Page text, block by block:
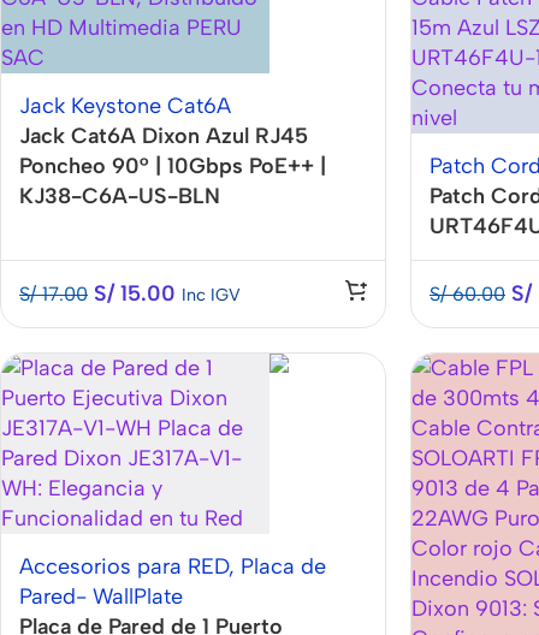
Accesorios
Para
Celular
Los Mejores
Jack Keystone Cat6A
Jack Cat6A Dixon Azul RJ45
Poncheo 90° | 10Gbps PoE++ |
KJ38-C6A-US-BLN
S/17.00 S/15.00 Inc IGV
Patch
Patch
S/60.00 S/
Accesorios para RED, Placa de
Pared- WallPlate
Placa de Pared de 1 Puerto